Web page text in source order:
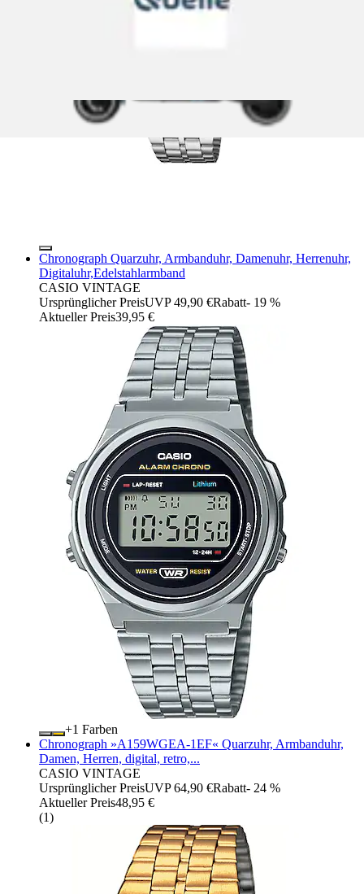
Chronograph Quarzuhr, Armbanduhr, Damenuhr, Herrenuhr,
Digitaluhr,Edelstahlarmband
CASIO VINTAGE
Ursprünglicher PreisUVP 49,90 €Rabatt- 19 %
Aktueller Preis39,95 €
+
Farben
Chronograph »A159WGEA-1EF« Quarzuhr, Armbanduhr,
Damen, Herren, digital, retro,...
CASIO VINTAGE
Ursprünglicher PreisUVP 64,90 €Rabatt- 24 %
Aktueller Preis48,95 €
(1)